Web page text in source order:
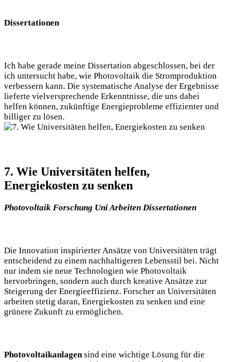
Dissertationen
Ich habe gerade meine Dissertation abgeschlossen, bei der
ich untersucht habe, wie Photovoltaik die Stromproduktion
verbessern kann. Die systematische Analyse der Ergebnisse
lieferte vielversprechende Erkenntnisse, die uns dabei
helfen können, zukünftige Energieprobleme effizienter und
billiger zu lösen.
7. Wie Universitäten helfen,
Energiekosten zu senken
Photovoltaik Forschung Uni Arbeiten Dissertationen
Die Innovation inspirierter Ansätze von Universitäten trägt
entscheidend zu einem nachhaltigeren Lebensstil bei. Nicht
nur indem sie neue Technologien wie Photovoltaik
hervorbringen, sondern auch durch kreative Ansätze zur
Steigerung der Energieeffizienz. Forscher an Universitäten
arbeiten stetig daran, Energiekosten zu senken und eine
grünere Zukunft zu ermöglichen.
Photovoltaikanlagensind eine wichtige Lösung für die